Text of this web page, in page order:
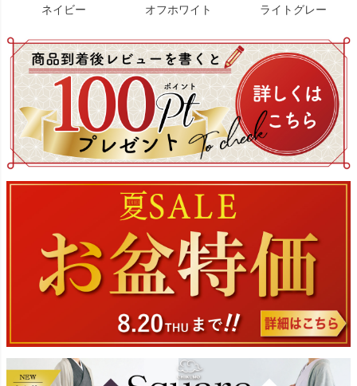
ネイビー
オフホワイト
ライトグレー